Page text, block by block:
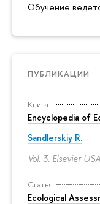
Обучение
ПУБЛИКАЦИИ
Книга
Encyclopedia of
Sandlerskiy R.
Vol. 3. Elsevier
Статья
Ecological